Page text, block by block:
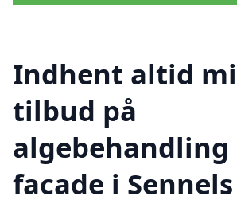
Indhent altid
tilbud på
algebehandling
facade i Sennels